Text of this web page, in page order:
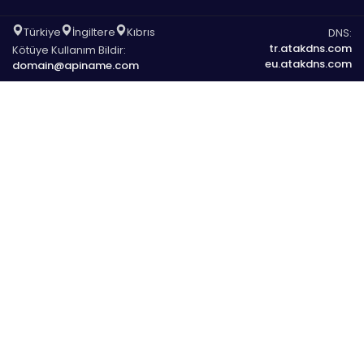
Türkiye İngiltere
Kıbrıs
Kötüye Kullanım Bildir:
domain@apiname.com
DNS:
tr.atakdns.com
eu.atakdns.com